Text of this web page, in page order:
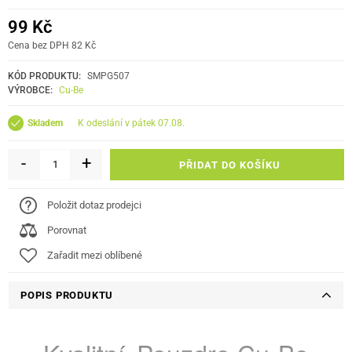
99 Kč
Cena bez DPH 82 Kč
KÓD PRODUKTU: SMPG507
VÝROBCE: Cu-Be
Skladem k odeslání v pátek 07.08.
- + PŘIDAT DO KOŠÍKU
Položit dotaz prodejci
Porovnat
Zařadit mezi oblíbené
POPIS PRODUKTU